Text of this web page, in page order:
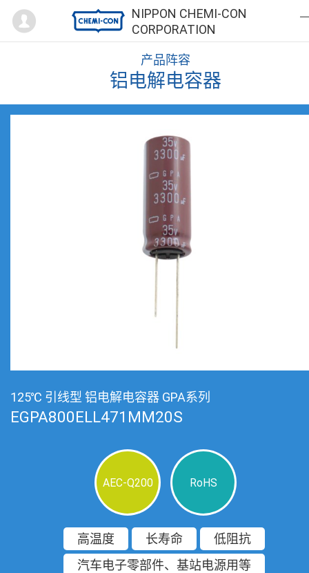
NIPPON CHEMI-CON
CORPORATION
Mypage
产品阵容
铝电解电容器
125℃ 引线型 铝电解电容器 GPA系列
EGPA800ELL471MM20S
AEC-Q200 RoHS
高温度 长寿命
低阻抗
汽车电子零部件、基站电源用等